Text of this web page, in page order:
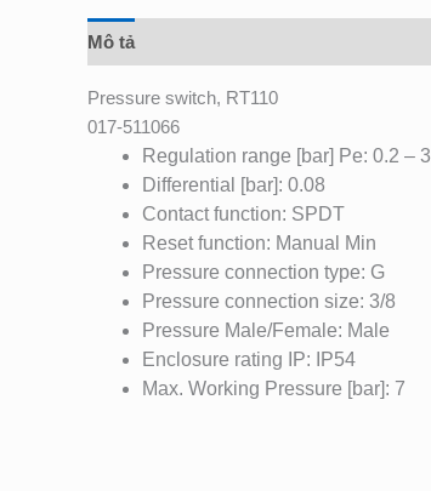
Mô tả
Pressure switch, RT110
017-511066
Regulation range [bar] Pe: 0.2 – 3
Differential [bar]: 0.08
Contact function: SPDT
Reset function: Manual Min
Pressure connection type: G
Pressure connection size: 3/8
Pressure Male/Female: Male
Enclosure rating IP: IP54
Max. Working Pressure [bar]: 7